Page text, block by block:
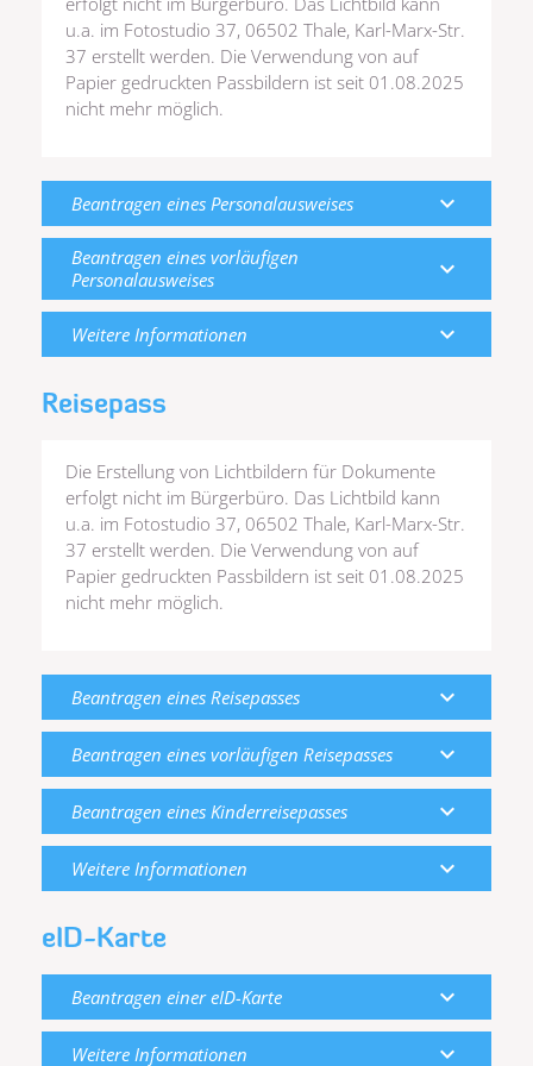
u.a. im Fotostudio 37, 06502 Thale, Karl-Marx-Str.
37 erstellt werden. Die Verwendung von auf
Papier gedruckten Passbildern ist seit 01.08.2025
nicht mehr möglich.
Beantragen eines Personalausweises expand_more
Beantragen eines vorläufigen
Personalausweises
expand_more
Weitere Informationen expand_more
Reisepass
Die Erstellung von Lichtbildern für Dokumente
erfolgt nicht im Bürgerbüro. Das Lichtbild kann
u.a. im Fotostudio 37, 06502 Thale, Karl-Marx-Str.
37 erstellt werden. Die Verwendung von auf
Papier gedruckten Passbildern ist seit 01.08.2025
nicht mehr möglich.
Beantragen eines Reisepasses expand_more
Beantragen eines vorläufigen Reisepasses expand_more
Beantragen eines Kinderreisepasses expand_more
Weitere Informationen expand_more
eID-Karte
Beantragen einer eID-Karte expand_more
Weitere Informationen expand_more